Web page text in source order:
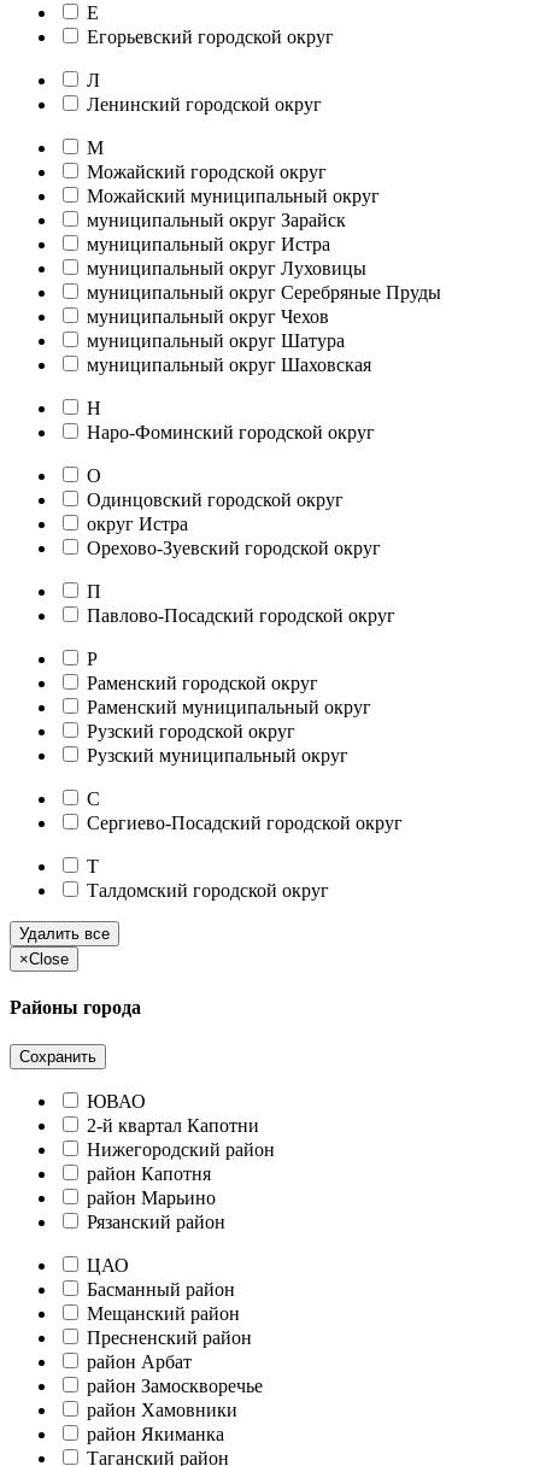
Е
Егорьевский городской округ
Л
Ленинский городской округ
М
Можайский городской округ
Можайский муниципальный округ
муниципальный округ Зарайск
муниципальный округ Истра
муниципальный округ Луховицы
муниципальный округ Серебряные Пруды
муниципальный округ Чехов
муниципальный округ Шатура
муниципальный округ Шаховская
Н
Наро-Фоминский городской округ
О
Одинцовский городской округ
округ Истра
Орехово-Зуевский городской округ
П
Павлово-Посадский городской округ
Р
Раменский городской округ
Раменский муниципальный округ
Рузский городской округ
Рузский муниципальный округ
С
Сергиево-Посадский городской округ
Т
Талдомский городской округ
Удалить все
×Close
Районы города
Сохранить
ЮВАО
2-й квартал Капотни
Нижегородский район
район Капотня
район Марьино
Рязанский район
ЦАО
Басманный район
Мещанский район
Пресненский район
район Арбат
район Замоскворечье
район Хамовники
район Якиманка
Таганский район